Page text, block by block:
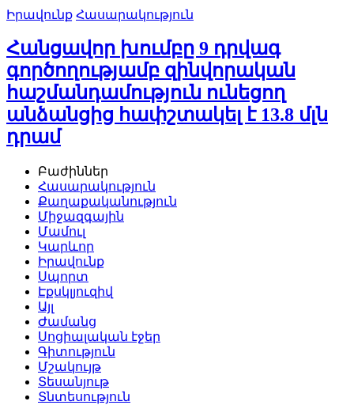
Իրավունք Հասարակություն
Հանցավոր խումբը 9 դրվագ
գործողությամբ զինվորական
հաշմանդամություն ունեցող
անձանցից հափշտակել է 13.8 մլն
դրամ
Բաժիններ
Հասարակություն
Քաղաքականություն
Միջազգային
Մամուլ
Կարևոր
Իրավունք
Սպորտ
Էքսկլյուզիվ
Այլ
Ժամանց
Սոցիալական էջեր
Գիտություն
Մշակույթ
Տեսանյութ
Տնտեսություն